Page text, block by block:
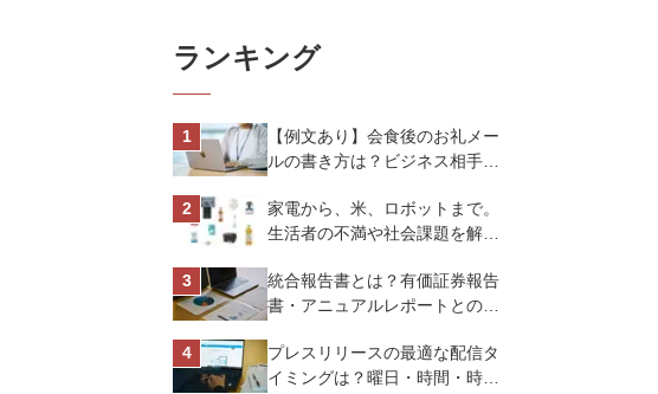
ランキング
【例文あり】会食後のお礼メー
ルの書き方は？ビジネス相手に
トを解説
家電から、米、ロボットまで。
生活者の不満や社会課題を解決
スオーヤマ株式会社
統合報告書とは？有価証券報告
書・アニュアルレポートとの違
プレスリリースの最適な配信タ
イミングは？曜日・時間・時期